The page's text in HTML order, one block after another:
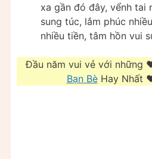
xa gần đó đây, vểnh tai
sung túc, lắm phúc
nhiều tiền, tâm hồn vui
Đầu năm vui vẻ với những
Bạn BèHay Nhất